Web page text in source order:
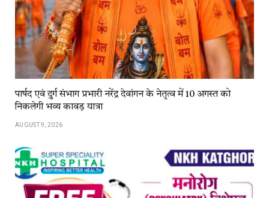
पार्षद एवं दुर्ग संभाग प्रभारी नरेंद्र देवांगन के नेतृत्व में 10 अगस्त को
निकलेगी भव्य कावड़ यात्रा
AUGUST 9, 2026